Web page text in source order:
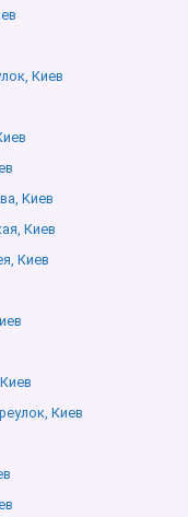
Киев
Киев
Киев
Киев
Киев